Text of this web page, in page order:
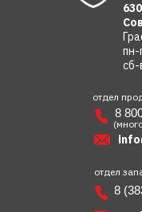
пн-
отдел
отдел
8
8